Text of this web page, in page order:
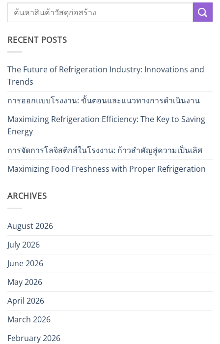
RECENT POSTS
The Future of Refrigeration Industry: Innovations and
Trends
การออกแบบโรงงาน: ขั้นตอนและแนวทางการดำเนินงาน
Maximizing Refrigeration Efficiency: The Key to Saving
Energy
การจัดการโลจิสติกส์ในโรงงาน: ก้าวสำคัญสู่ความเป็นเลิศ
Maximizing Food Freshness with Proper Refrigeration
ARCHIVES
August 2026
July 2026
June 2026
May 2026
April 2026
March 2026
February 2026